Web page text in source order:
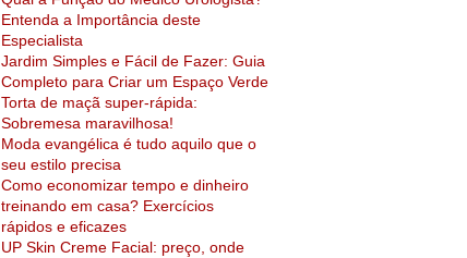
Entenda a Importância deste
Especialista
Jardim Simples e Fácil de Fazer: Guia
Completo para Criar um Espaço Verde
Torta de maçã super-rápida:
Sobremesa maravilhosa!
Moda evangélica é tudo aquilo que o
seu estilo precisa
Como economizar tempo e dinheiro
treinando em casa? Exercícios
rápidos e eficazes
UP Skin Creme Facial: preço, onde